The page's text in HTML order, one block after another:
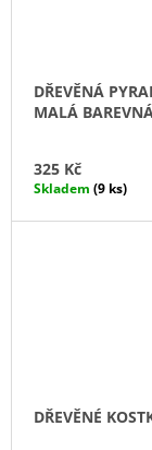
DŘEVĚNÁ
MALÁ
325 Kč
Skladem (9 ks)
DŘEVĚNÉ